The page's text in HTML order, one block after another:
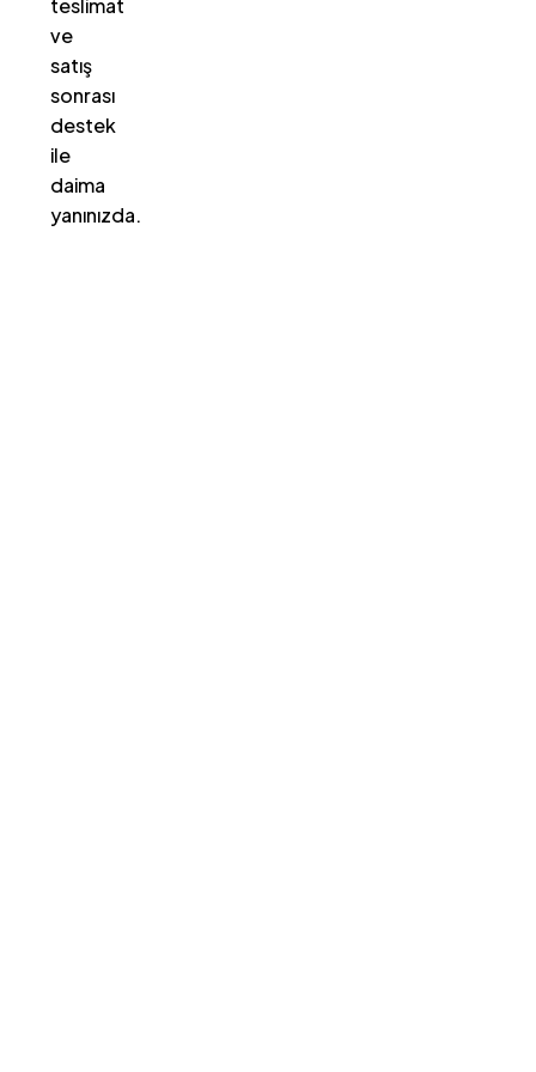
teslimat
ve
satış
sonrası
destek
ile
daima
yanınızda.